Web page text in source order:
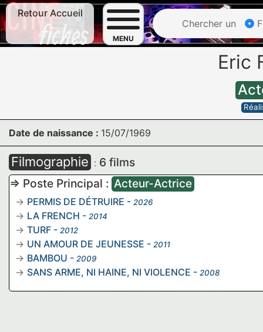
Retour Accueil
MENU
Chercher un
Eric
Date de naissance : 15/07/1969
Filmographie : 6 films
=> Poste Principal : Acteur-Actrice
PERMIS DE DÉTRUIRE - 2026
LA FRENCH - 2014
TURF - 2012
UN AMOUR DE JEUNESSE - 2011
BAMBOU - 2009
SANS ARME, NI HAINE, NI VIOLENCE - 2008